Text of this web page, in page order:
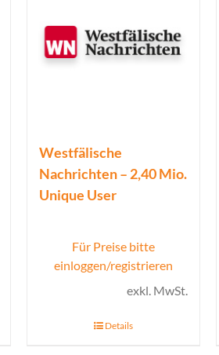
Westfälische
Nachrichten – 2,40 Mio.
Unique User
Für Preise bitte
einloggen/registrieren
exkl. MwSt.
Details